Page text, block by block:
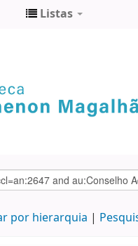
Listas
por hierarquia